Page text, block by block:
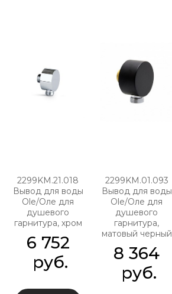
2299KM.21.018
Вывод для воды
Ole/Оле для
душевого
гарнитура, хром
6 752
руб.
2299KM.01.093
Вывод для воды
Ole/Оле для
душевого
гарнитура,
матовый черный
8 364
руб.